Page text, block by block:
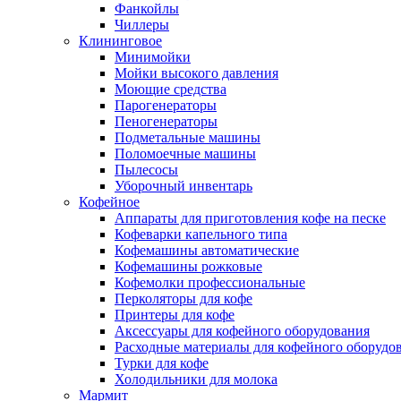
Фанкойлы
Чиллеры
Клининговое
Минимойки
Мойки высокого давления
Моющие средства
Парогенераторы
Пеногенераторы
Подметальные машины
Поломоечные машины
Пылесосы
Уборочный инвентарь
Кофейное
Аппараты для приготовления кофе на песке
Кофеварки капельного типа
Кофемашины автоматические
Кофемашины рожковые
Кофемолки профессиональные
Перколяторы для кофе
Принтеры для кофе
Аксессуары для кофейного оборудования
Расходные материалы для кофейного
Турки для кофе
Холодильники для молока
Мармит